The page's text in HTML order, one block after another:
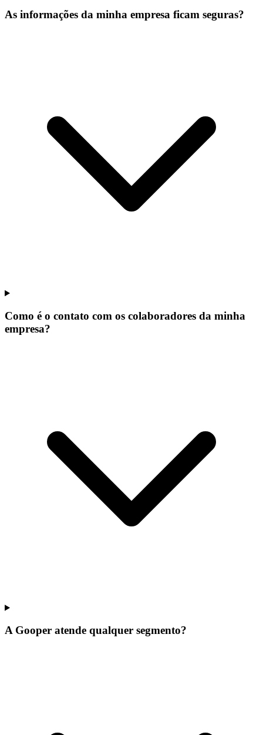
As informações da minha empresa ficam seguras?
Como é o contato com os colaboradores da minha
empresa?
A Gooper atende qualquer segmento?